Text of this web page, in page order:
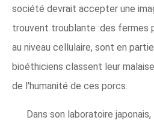
société devrait accepter une
trouvent troublante :des fermes
au niveau cellulaire, sont en
bioéthiciens classent leur
de l'humanité de ces porcs.
Dans son laboratoire